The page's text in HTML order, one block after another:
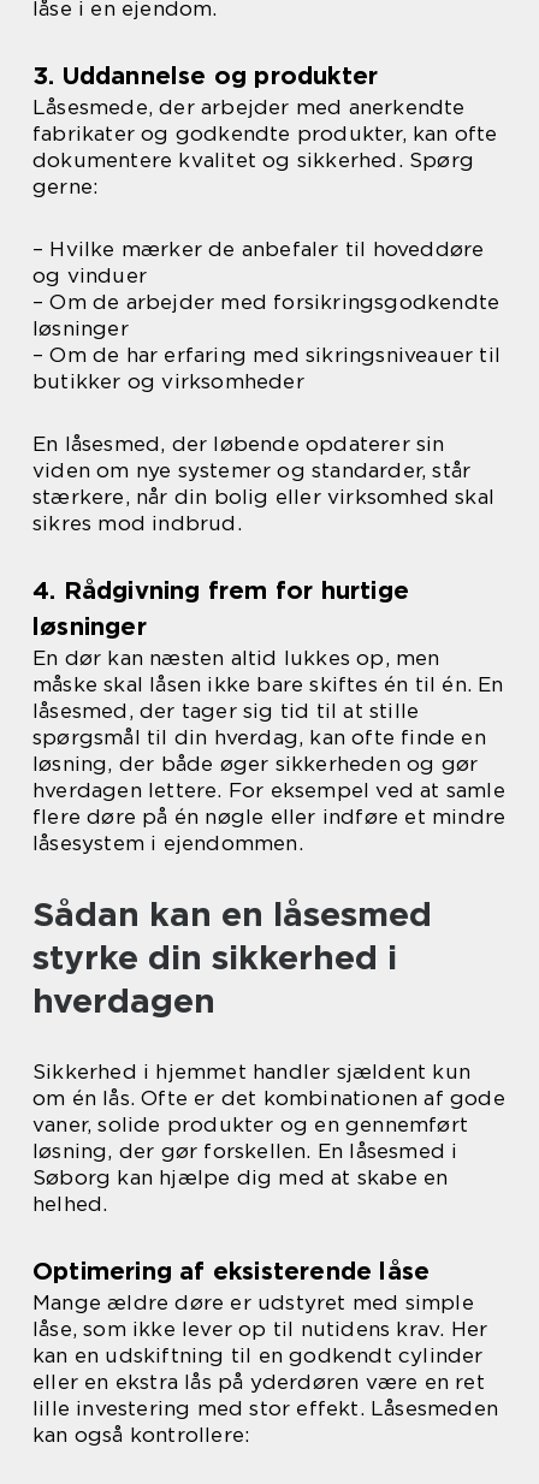
låse i en ejendom.
3. Uddannelse og produkter
Låsesmede, der arbejder med anerkendte
fabrikater og godkendte produkter, kan ofte
dokumentere kvalitet og sikkerhed. Spørg
gerne:
– Hvilke mærker de anbefaler til hoveddøre
og vinduer
– Om de arbejder med forsikringsgodkendte
løsninger
– Om de har erfaring med sikringsniveauer til
butikker og virksomheder
En låsesmed, der løbende opdaterer sin
viden om nye systemer og standarder, står
stærkere, når din bolig eller virksomhed skal
sikres mod indbrud.
4. Rådgivning frem for hurtige
løsninger
En dør kan næsten altid lukkes op, men
måske skal låsen ikke bare skiftes én til én. En
låsesmed, der tager sig tid til at stille
spørgsmål til din hverdag, kan ofte finde en
løsning, der både øger sikkerheden og gør
hverdagen lettere. For eksempel ved at samle
flere døre på én nøgle eller indføre et mindre
låsesystem i ejendommen.
Sådan kan en låsesmed
styrke din sikkerhed i
hverdagen
Sikkerhed i hjemmet handler sjældent kun
om én lås. Ofte er det kombinationen af gode
vaner, solide produkter og en gennemført
løsning, der gør forskellen. En låsesmed i
Søborg kan hjælpe dig med at skabe en
helhed.
Optimering af eksisterende låse
Mange ældre døre er udstyret med simple
låse, som ikke lever op til nutidens krav. Her
kan en udskiftning til en godkendt cylinder
eller en ekstra lås på yderdøren være en ret
lille investering med stor effekt. Låsesmeden
kan også kontrollere: